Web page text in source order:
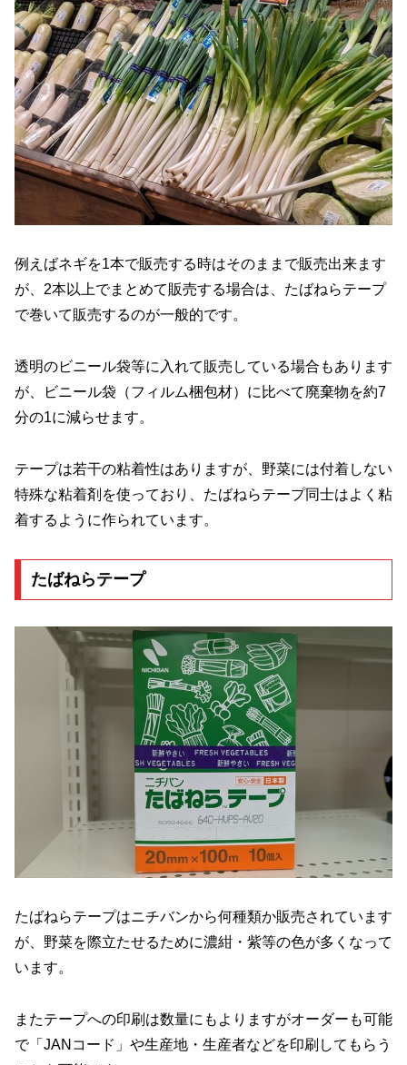
例えばネギを1本で販売する時はそのままで販売出来ます
が、2本以上でまとめて販売する場合は、たばねらテープ
で巻いて販売するのが一般的です。
透明のビニール袋等に入れて販売している場合もあります
が、ビニール袋（フィルム梱包材）に比べて廃棄物を約7
分の1に減らせます。
テープは若干の粘着性はありますが、野菜には付着しない
特殊な粘着剤を使っており、たばねらテープ同士はよく粘
着するように作られています。
たばねらテープ
たばねらテープはニチバンから何種類か販売されています
が、野菜を際立たせるために濃紺・紫等の色が多くなって
います。
またテープへの印刷は数量にもよりますがオーダーも可能
で「JANコード」や生産地・生産者などを印刷してもらう